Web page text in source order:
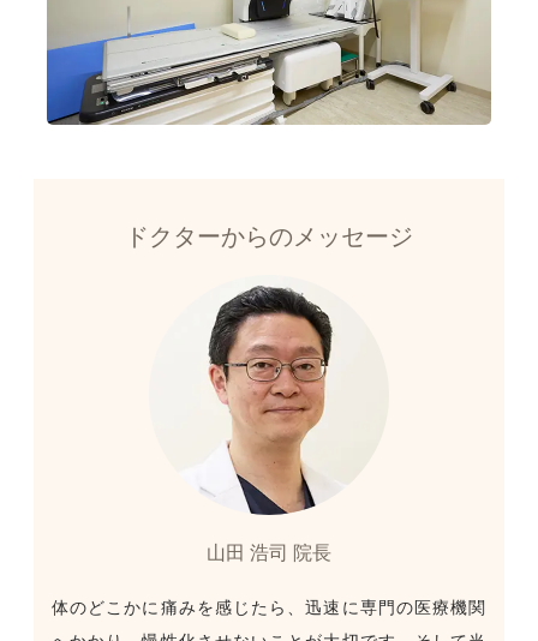
ドクターからのメッセージ
山田 浩司 院長
体のどこかに痛みを感じたら、迅速に専門の医療機関